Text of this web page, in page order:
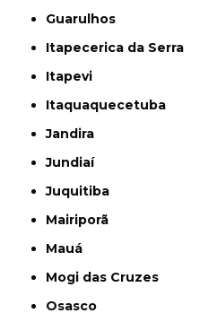
Guarulhos
Itapecerica da Serra
Itapevi
Itaquaquecetuba
Jandira
Jundiaí
Juquitiba
Mairiporã
Mauá
Mogi das Cruzes
Osasco